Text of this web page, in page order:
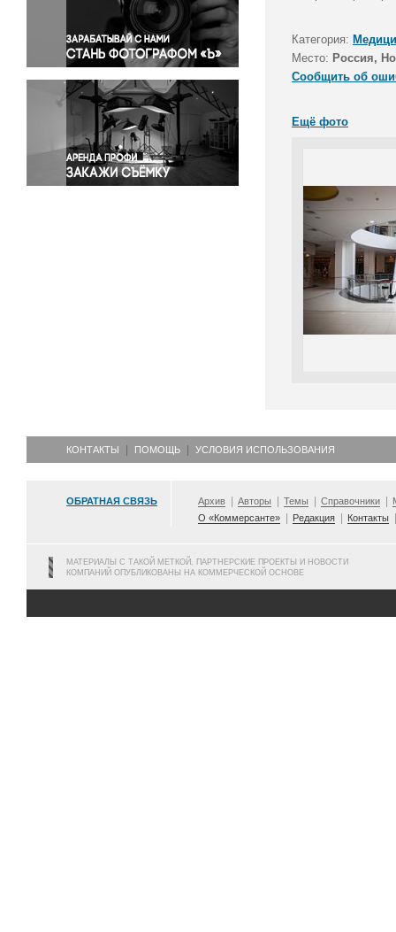
Правосудие
Происшествия и конфликты
Религия
Светская жизнь
Спорт
Экология
Экономика и бизнес
Категория:
Место: Россия,
Сообщить об
Ещё фото
КОНТАКТЫ ПОМОЩЬ УСЛОВИЯ ИСПОЛЬЗОВАНИЯ
ОБРАТНАЯ СВЯЗЬ Архив Авторы Темы Справочники
О «Коммерсанте»
Редакция Контакты
МАТЕРИАЛЫ С ТАКОЙ МЕТКОЙ, ПАРТНЕРСКИЕ ПРОЕКТЫ И НОВОСТИ
КОМПАНИЙ ОПУБЛИКОВАНЫ НА КОММЕРЧЕСКОЙ ОСНОВЕ